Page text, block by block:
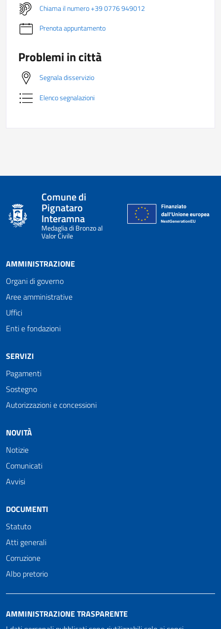
Chiama il numero +39 0776 949012
Prenota appuntamento
Problemi in città
Segnala disservizio
Elenco segnalazioni
Comune di
Pignataro
Interamna
Medaglia di Bronzo al
Valor Civile
AMMINISTRAZIONE
Organi di governo
Aree amministrative
Uffici
Enti e fondazioni
SERVIZI
Pagamenti
Sostegno
Autorizzazioni e concessioni
NOVITÀ
Notizie
Comunicati
Avvisi
DOCUMENTI
Statuto
Atti generali
Corruzione
Albo pretorio
AMMINISTRAZIONE TRASPARENTE